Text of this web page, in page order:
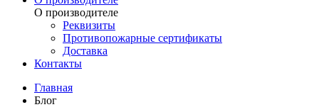
О производителе
Реквизиты
Противопожарные сертификаты
Доставка
Контакты
Главная
Блог